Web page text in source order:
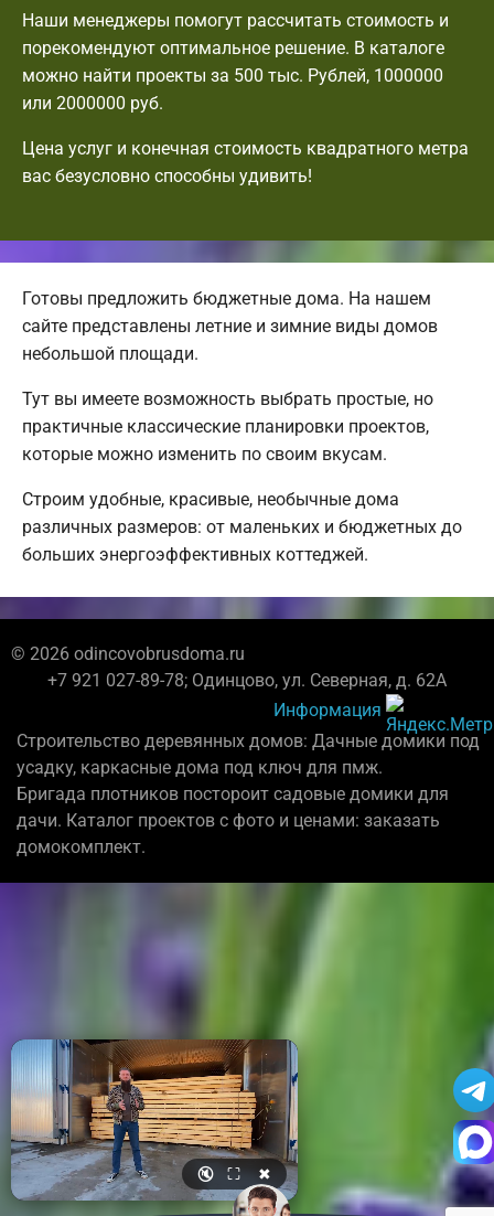
Наши менеджеры помогут рассчитать стоимость и
порекомендуют оптимальное решение. В каталоге
можно найти проекты за 500 тыс. Рублей, 1000000
или 2000000 руб.
Цена услуг и конечная стоимость квадратного метра
вас безусловно способны удивить!
Готовы предложить бюджетные дома. На нашем
сайте представлены летние и зимние виды домов
небольшой площади.
Тут вы имеете возможность выбрать простые, но
практичные классические планировки проектов,
которые можно изменить по своим вкусам.
Строим удобные, красивые, необычные дома
различных размеров: от маленьких и бюджетных до
больших энергоэффективных коттеджей.
© 2026 odincovobrusdoma.ru
+7 921 027-89-78; Одинцово, ул. Северная, д. 62А
Информация
Строительство деревянных домов: Дачные домики под
усадку, каркасные дома под ключ для пмж.
Бригада плотников постороит садовые домики для
дачи. Каталог проектов с фото и ценами: заказать
домокомплект.
🔇 ⛶ ✖